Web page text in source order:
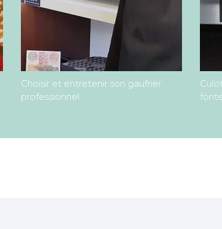
Choisir et entretenir son gaufrier
professionnel